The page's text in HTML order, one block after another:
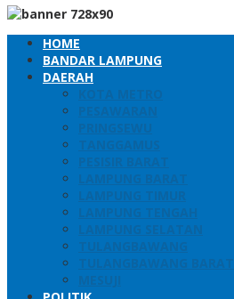
HOME
BANDAR LAMPUNG
DAERAH
KOTA METRO
PESAWARAN
PRINGSEWU
TANGGAMUS
PESISIR BARAT
LAMPUNG BARAT
LAMPUNG TIMUR
LAMPUNG TENGAH
LAMPUNG SELATAN
TULANGBAWANG
TULANGBAWANG BARAT
MESUJI